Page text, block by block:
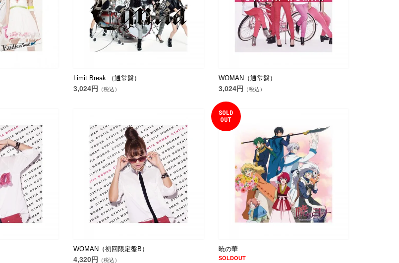
Limit Break （通常盤）
3,024円 （税込）
WOMAN（通常盤）
3,024円 （税込）
WOMAN（初回限定盤B）
4,320円 （税込）
SOLD
OUT
暁の華
SOLDOUT